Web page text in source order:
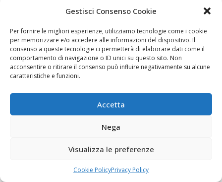
Gestisci Consenso Cookie
Per fornire le migliori esperienze, utilizziamo tecnologie come i cookie
per memorizzare e/o accedere alle informazioni del dispositivo. Il
consenso a queste tecnologie ci permetterà di elaborare dati come il
comportamento di navigazione o ID unici su questo sito. Non
acconsentire o ritirare il consenso può influire negativamente su alcune
caratteristiche e funzioni.
Accetta
Nega
Visualizza le preferenze
Cookie PolicyPrivacy Policy
Novità editoriale